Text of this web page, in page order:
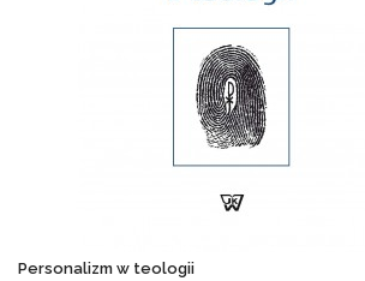
Personalizm w teologii